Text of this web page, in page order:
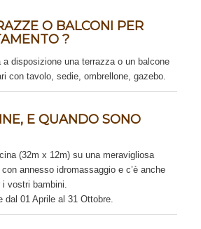
O BALCONI PER
?
a disposizione una terrazza o un balcone
con tavolo, sedie, ombrellone, gazebo.
E QUANDO SONO
(32m x 12m) su una meravigliosa
annesso idromassaggio e c’è anche
vostri bambini.
dal 01 Aprile al 31 Ottobre.